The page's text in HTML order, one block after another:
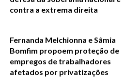
contra a extrema direita
Fernanda Melchionna e Sâmia
Bomfim propoem proteção de
empregos de trabalhadores
afetados por privatizações